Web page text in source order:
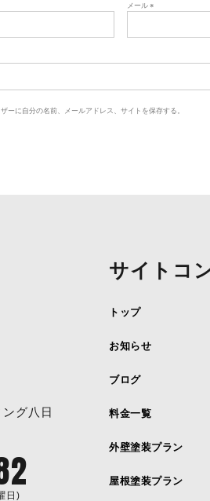
メール※
ーに自分の名前、メールアドレス、サイトを保存する。
グ八日
日)
サイトコ
トップ
お知らせ
ブログ
料金一覧
外壁塗装プラン
屋根塗装プラン